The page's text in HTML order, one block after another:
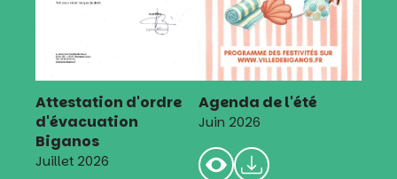
Attestation d'ordre
d'évacuation
Biganos
Juillet 2026
Agenda de l'été
Juin 2026